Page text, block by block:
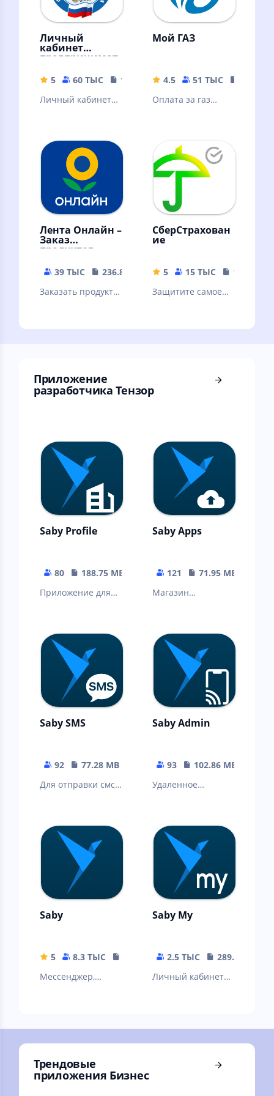
Личный
кабинет
предпринимат
5 60 ТЫС
113.8 MB
Личный кабинет
Мой ГАЗ
4.5 51 ТЫС
Оплата за газ
Лента Онлайн –
Заказ
продуктов
39 ТЫС
236.89 MB
Заказать продукты
СберСтрахован
ие
5 15 ТЫС
188.31
Защитите самое
Приложение
разработчика Тензор
Saby Profile
80
188.75 MB
Приложение для
Saby Apps
121
71.95 MB
Магазин
Saby SMS
92
77.28 MB
Для отправки смс с
Saby Admin
93
102.86 MB
Удаленное
Saby
5 8.3 ТЫС
274.39 MB
Мессенджер,
Saby My
2.5 ТЫС
289.61 MB
Личный кабинет
Трендовые
приложения Бизнес